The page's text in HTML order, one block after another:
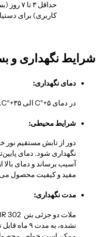
حداقل ۳
کاربری) برای
شرایط نگهداری و
دمای نگهداری:
در دمای ۵+
°C الی ۳۵+
°C
.
شرایط محیطی:
دور از تابش مستقیم
نگهداری شود. دمای
آسیب برساند و دمای بالا از
مفید و کیفیت محصول
مدت نگهداری:
نشده، به